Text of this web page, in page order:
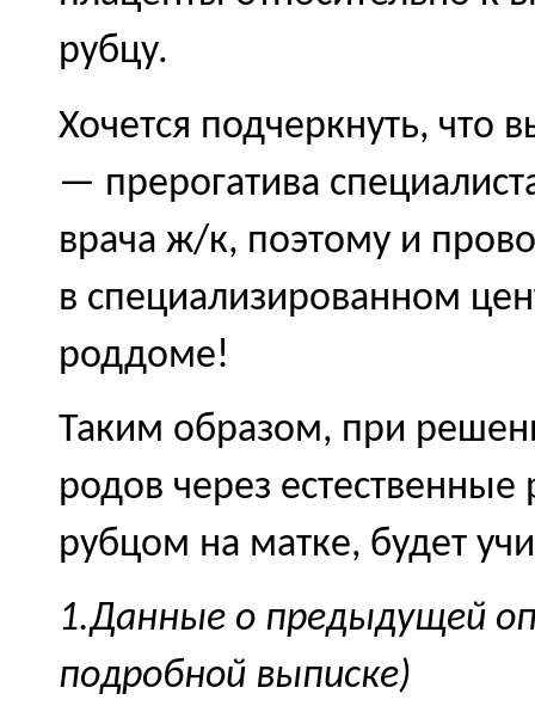
рубцу.
Хочется подчеркнуть, что
— прерогатива
врача ж/к, поэтому и
в специализированном
роддоме!
Таким образом, при
родов через
рубцом на матке, будет
1.Данные о предыдущей
подробной выписке)